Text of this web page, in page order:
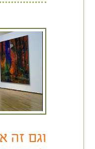
וגם זה